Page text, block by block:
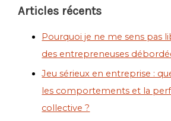
Articles récents
Pourquoi je ne me sens pas
des entrepreneuses
Jeu sérieux en entreprise :
les comportements et la
collective ?